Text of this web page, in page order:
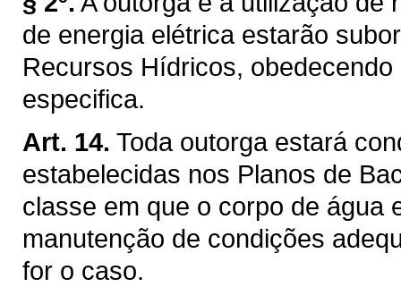
de energia elétrica estarão
Recursos Hídricos,
especifica.
Art. 14. Toda outorga estará
estabelecidas nos Planos de
classe em que o corpo de água
manutenção de condições
for o caso.